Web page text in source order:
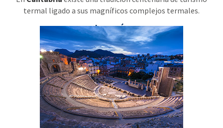
termal ligado a sus magníficos complejos termales.
Leer más